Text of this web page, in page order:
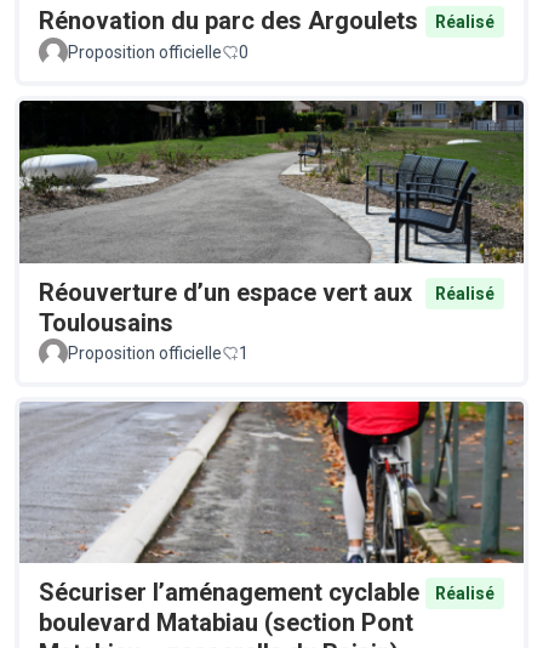
Rénovation du parc des Argoulets
Réalisé
Proposition officielle
0
Réouverture d’un espace vert aux
Toulousains
Réalisé
Proposition officielle 1
Sécuriser l’aménagement cyclable
boulevard Matabiau (section Pont
Réalisé